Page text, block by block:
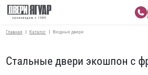
Главная Каталог Входные двери
Стальные двери экошпон с